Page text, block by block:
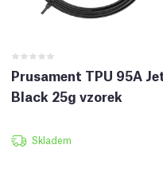
Prusament TPU 95A
Black 25g vzorek
Skladem